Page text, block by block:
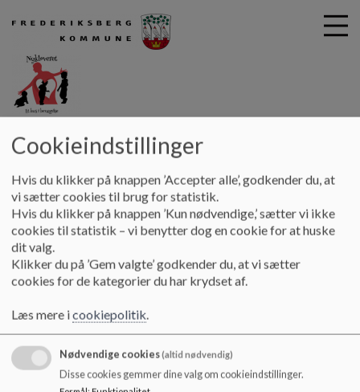
d
Nykløveret
Kontakt Ledelse
Ledelse
Dagtilbudsleder, Katrine Goth
Mail: kago01@frederiksberg.dk
Telefon: 3821 1401
Cookieindstillinger
Hvis du klikker på knappen ’Accepter alle’, godkender du, at
vi sætter cookies til brug for statistik.
Hvis du klikker på knappen ’Kun nødvendige,’ sætter vi ikke
cookies til statistik – vi benytter dog en cookie for at huske
dit valg.
Klikker du på ’Gem valgte’ godkender du, at vi sætter
cookies for de kategorier du har krydset af.
Læs mere icookiepolitik.
Nødvendige cookies(altid nødvendig)
Disse cookies gemmer dine valg om cookieindstillinger.